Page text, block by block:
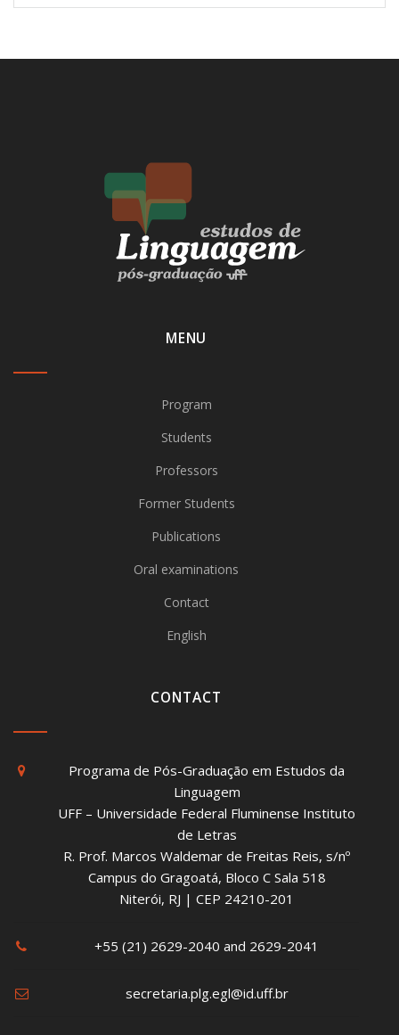
MENU
Program
Students
Professors
Former Students
Publications
Oral examinations
Contact
English
CONTACT
Programa de Pós-Graduação em Estudos da
Linguagem
UFF – Universidade Federal Fluminense Instituto
de Letras
R. Prof. Marcos Waldemar de Freitas Reis, s/nº
Campus do Gragoatá, Bloco C Sala 518
Niterói, RJ | CEP 24210-201
+55 (21) 2629-2040 and 2629-2041
secretaria.plg.egl@id.uff.br